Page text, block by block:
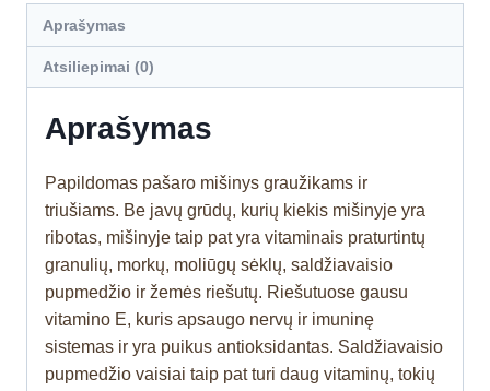
Aprašymas
Atsiliepimai (0)
Aprašymas
Papildomas pašaro mišinys graužikams ir
triušiams. Be javų grūdų, kurių kiekis mišinyje yra
ribotas, mišinyje taip pat yra vitaminais praturtintų
granulių, morkų, moliūgų sėklų, saldžiavaisio
pupmedžio ir žemės riešutų. Riešutuose gausu
vitamino E, kuris apsaugo nervų ir imuninę
sistemas ir yra puikus antioksidantas. Saldžiavaisio
pupmedžio vaisiai taip pat turi daug vitaminų, tokių